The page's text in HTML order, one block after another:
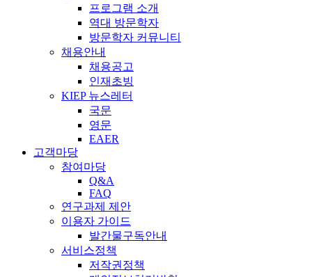
프로그램 소개
역대 방문학자
방문학자 커뮤니티
채용안내
채용공고
인재초빙
KIEP 뉴스레터
국문
영문
EAER
고객마당
참여마당
Q&A
FAQ
연구과제 제안
이용자 가이드
발간물구독안내
서비스정책
저작권정책